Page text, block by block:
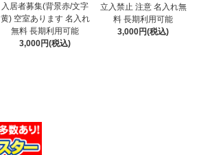
入居者募集(背景赤/文字
黄) 空室あります 名入れ
無料 長期利用可能
3,000円(税込)
立入禁止 注意 名入れ無
料 長期利用可能
3,000円(税込)